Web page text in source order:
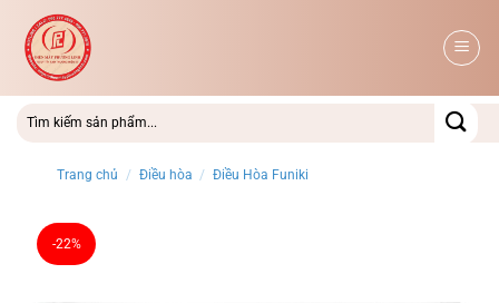
qua
dung
Trang chủ / Điều hòa / Điều Hòa Funiki
-22%